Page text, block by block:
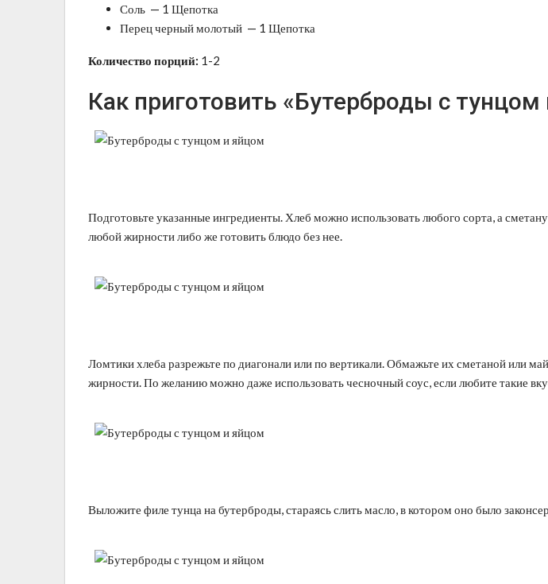
Соль — 1 Щепотка
Перец черный молотый — 1 Щепотка
Количество порций: 1-2
Как приготовить «Бутерброды с
Подготовьте указанные ингредиенты. Хлеб можно использовать любого сорта, а
любой жирности либо же готовить блюдо без нее.
Ломтики хлеба разрежьте по диагонали или по вертикали. Обмажьте их сметаной или
жирности. По желанию можно даже использовать чесночный соус, если любите такие
Выложите филе тунца на бутерброды, стараясь слить масло, в котором оно было